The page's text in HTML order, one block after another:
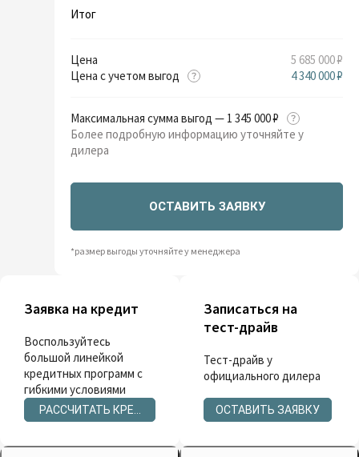
Итог
Цена
5 685 000 ₽
Цена с учетом выгод
4 340 000 ₽
Максимальная сумма выгод — 1 345 000 ₽
Более подробную информацию уточняйте у
дилера
ОСТАВИТЬ ЗАЯВКУ
*размер выгоды уточняйте у менеджера
Заявка на кредит
Воспользуйтесь
большой линейкой
кредитных программ с
гибкими условиями
РАССЧИТАТЬ КРЕДИТ
Записаться на
тест-драйв
Тест-драйв у
официального дилера
ОСТАВИТЬ ЗАЯВКУ